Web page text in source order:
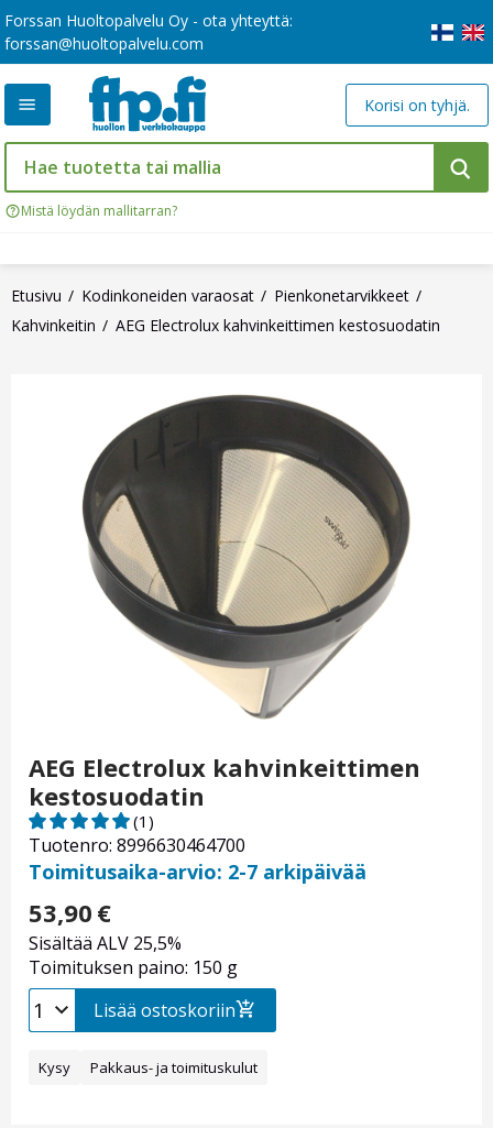
Forssan Huoltopalvelu Oy - ota yhteyttä:
forssan@huoltopalvelu.com
Mistä löydän mallitarran?
Korisi on tyhjä.
Etusivu Kodinkoneiden varaosat
Pienkonetarvikkeet
Kahvinkeitin
AEG Electrolux kahvinkeittimen kestosuodatin
AEG Electrolux kahvinkeittimen
kestosuodatin
Tuotenro: 8996630464700
(1)
Toimitusaika-arvio: 2-7 arkipäivää
53,90 €
Sisältää ALV 25,5%
Toimituksen paino: 150 g
Lisää ostoskoriin
Kysy Pakkaus- ja toimituskulut